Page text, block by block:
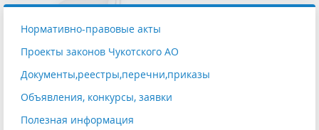
Нормативно-правовые акты
Проекты законов Чукотского АО
Документы,реестры,перечни,приказы
Объявления, конкурсы, заявки
Полезная информация